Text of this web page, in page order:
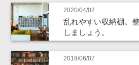
2020/04/02
乱れやすい収納棚。
しましょう。
2019/06/07